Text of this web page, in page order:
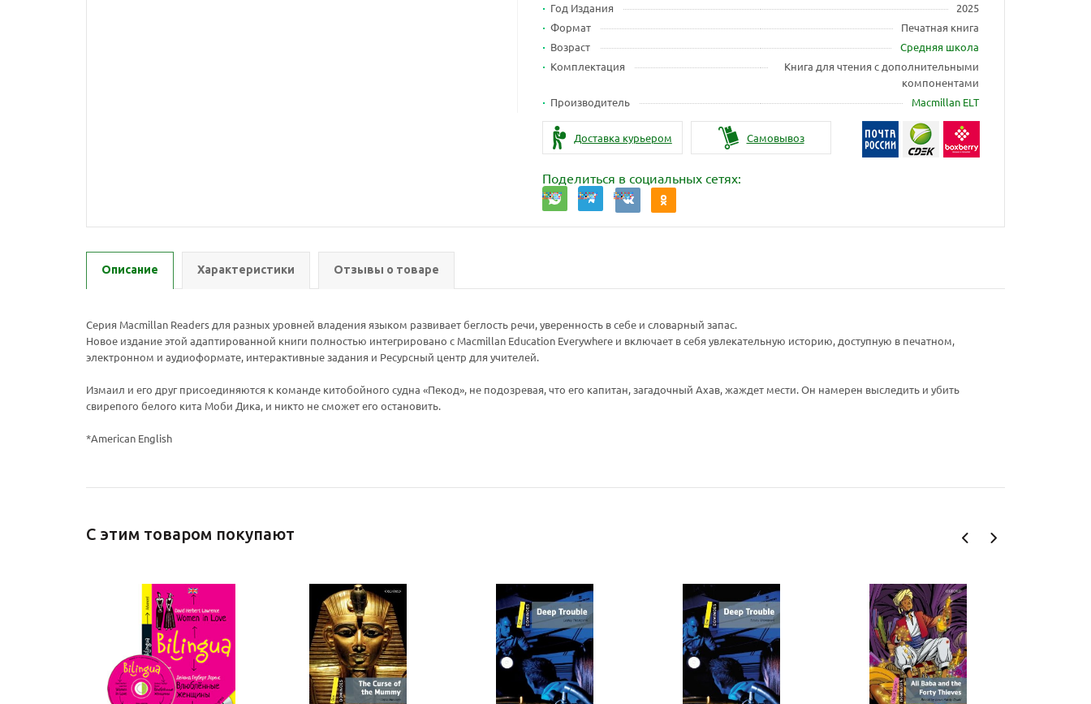
Год Издания
2025
Формат
Печатная книга
Возраст
Средняя школа
Комплектация
Книга для чтения с дополнительными
компонентами
Производитель
Macmillan ELT
Доставка курьером Самовывоз
Поделиться в социальных сетях:
Описание Характеристики Отзывы о товаре
Серия Macmillan Readers для разных уровней владения языком развивает беглость речи, уверенность в себе и словарный запас.
Новое издание этой адаптированной книги полностью интегрировано с Macmillan Education Everywhere и включает в себя увлекательную историю, доступную в печатном,
электронном и аудиоформате, интерактивные задания и Ресурсный центр для учителей.
Измаил и его друг присоединяются к команде китобойного судна «Пекод», не подозревая, что его капитан, загадочный Ахав, жаждет мести. Он намерен выследить и убить
свирепого белого кита Моби Дика, и никто не сможет его остановить.
*American English
С этим товаром покупают
Ваш E-mail:
Ваш E-mail: